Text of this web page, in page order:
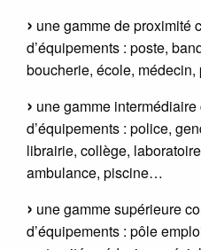
une gamme de proximité
d’équipements : poste,
boucherie, école,
une gamme
d’équipements : police,
librairie, collège,
ambulance, piscine…
une gamme supérieure
d’équipements : pôle